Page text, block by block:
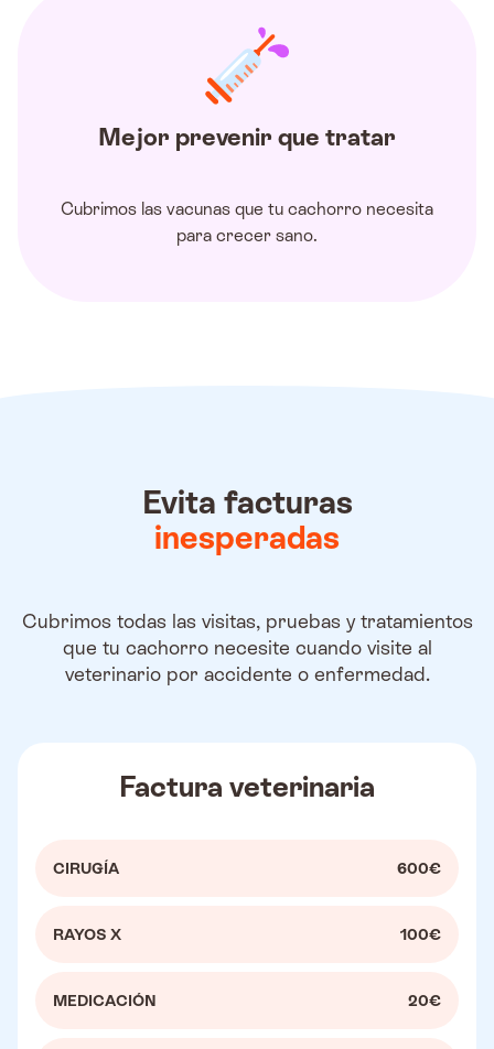
Mejor prevenir que tratar
Cubrimos las vacunas que tu cachorro necesita
para crecer sano.
Evita facturas
inesperadas
Cubrimos todas las visitas, pruebas y tratamientos
que tu cachorro necesite cuando visite al
veterinario por accidente o enfermedad.
Factura veterinaria
CIRUGÍA 600€
RAYOS X 100€
MEDICACIÓN 20€